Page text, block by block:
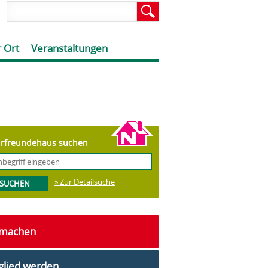
Ort Veranstaltungen
suchen
» Zur Detailsuche